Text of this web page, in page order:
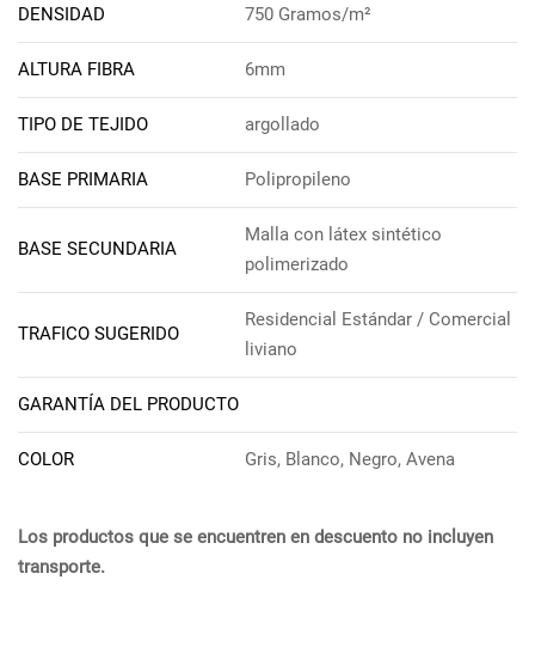
DENSIDAD 750 Gramos/m²
ALTURA FIBRA 6mm
TIPO DE TEJIDO argollado
BASE PRIMARIA Polipropileno
BASE SECUNDARIA
Malla con látex sintético
polimerizado
TRAFICO SUGERIDO
Residencial Estándar / Comercial
liviano
GARANTÍA DEL PRODUCTO
COLOR Gris, Blanco, Negro, Avena
Los productos que se encuentren en descuento no incluyen
transporte.